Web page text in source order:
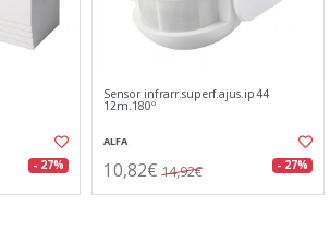
- 27%
Sensor infrarr.superf.ajus.ip44
12m.180º
ALFA
10,82€ 14,92€ - 27%